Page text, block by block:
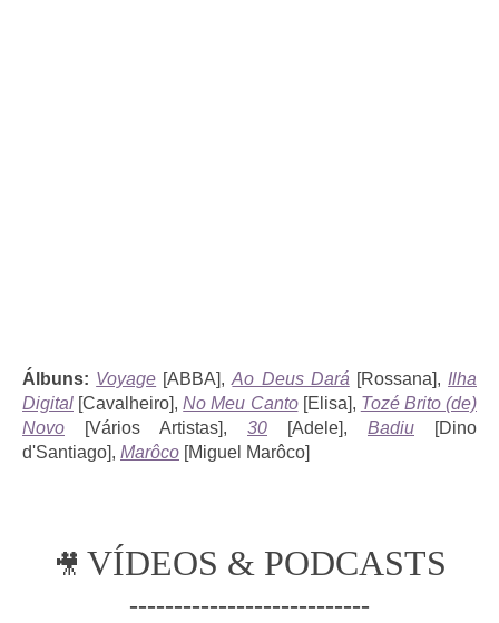
Álbuns: Voyage [ABBA],Ao Deus Dará [Rossana], Ilha
Digital [Cavalheiro],No Meu Canto[Elisa], Tozé Brito (de)
Novo [Vários Artistas], 30 [Adele], Badiu [Dino
d'Santiago], Marôco [Miguel Marôco]
🎥 VÍDEOS & PODCASTS
---------------------------